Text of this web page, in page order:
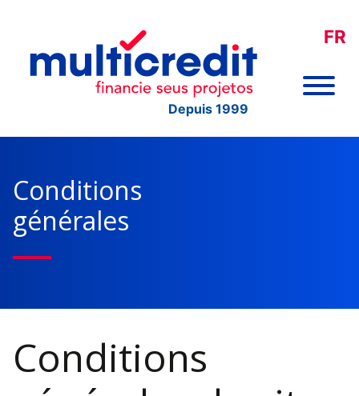
Depuis 1999
FR
Conditions
générales
Conditions